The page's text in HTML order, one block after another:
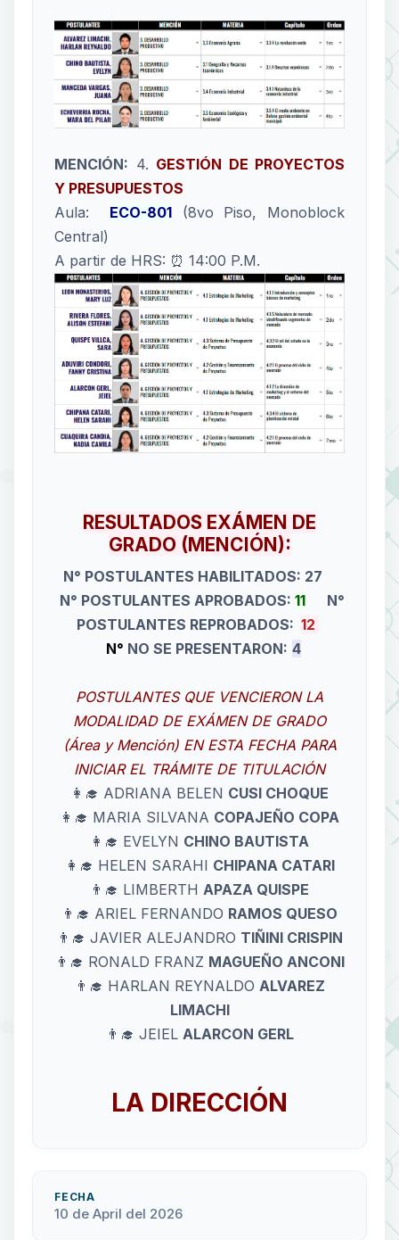
MENCIÓN: 4. GESTIÓN DE PROYECTOS
Y PRESUPUESTOS
Aula: ECO-801 (8vo Piso, Monoblock
Central)
A partir de HRS: ⏰ 14:00 P.M.
RESULTADOS EXÁMEN DE
GRADO (MENCIÓN):
N° POSTULANTES HABILITADOS: 27
N° POSTULANTES APROBADOS: 11
N°
POSTULANTES REPROBADOS: 12
N° NO SE PRESENTARON: 4
POSTULANTES QUE VENCIERON LA
MODALIDAD DE EXÁMEN DE GRADO
(Área y Mención) EN ESTA FECHA PARA
INICIAR EL TRÁMITE DE TITULACIÓN
👩‍🎓 ADRIANA BELEN CUSI CHOQUE
👩‍🎓 MARIA SILVANA COPAJEÑO COPA
👩‍🎓 EVELYN CHINO BAUTISTA
👩‍🎓 HELEN SARAHI CHIPANA CATARI
👨‍🎓 LIMBERTH APAZA QUISPE
👨‍🎓 ARIEL FERNANDO RAMOS QUESO
👨‍🎓 JAVIER ALEJANDRO TIÑINI CRISPIN
👨‍🎓 RONALD FRANZ MAGUEÑO ANCONI
👨‍🎓 HARLAN REYNALDO ALVAREZ
LIMACHI
👨‍🎓 JEIEL ALARCON GERL
LA DIRECCIÓN
FECHA
10 de April del 2026